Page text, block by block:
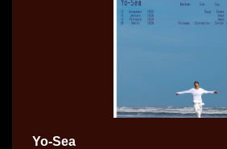
Yo-Sea